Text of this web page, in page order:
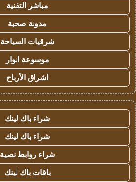
مباشر التقنية
مدونة صحبة
شرقيات السياحة
موسوعة انوار
اشراق الأرباح
شراء باك لينك
شراء باك لينك
شراء روابط نصية
باقات باك لينك